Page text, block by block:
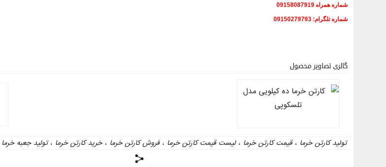
شماره همراه 09158087919
شماره تلگرام: 09150279793
گالری تصاویر محصول
تولید کارتن خرما ، قیمت کارتن خرما ، لیست قیمت کارتن خرما ، فروش کارتن خرما ، خرید کارتن خرما ،تولید جعبه خرما